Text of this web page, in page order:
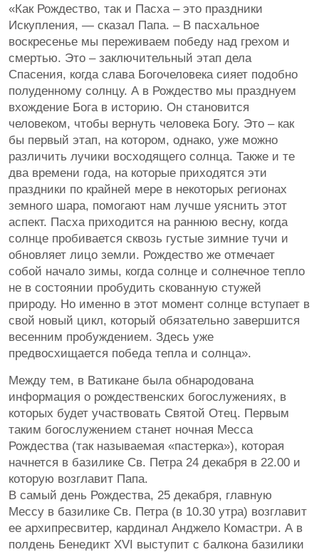
«Как Рождество, так и Пасха – это праздники
Искупления, — сказал Папа. – В пасхальное
воскресенье мы переживаем победу над грехом и
смертью. Это – заключительный этап дела
Спасения, когда слава Богочеловека сияет подобно
полуденному солнцу. А в Рождество мы празднуем
вхождение Бога в историю. Он становится
человеком, чтобы вернуть человека Богу. Это – как
бы первый этап, на котором, однако, уже можно
различить лучики восходящего солнца. Также и те
два времени года, на которые приходятся эти
праздники по крайней мере в некоторых регионах
земного шара, помогают нам лучше уяснить этот
аспект. Пасха приходится на раннюю весну, когда
солнце пробивается сквозь густые зимние тучи и
обновляет лицо земли. Рождество же отмечает
собой начало зимы, когда солнце и солнечное тепло
не в состоянии пробудить скованную стужей
природу. Но именно в этот момент солнце вступает в
свой новый цикл, который обязательно завершится
весенним пробуждением. Здесь уже
предвосхищается победа тепла и солнца».
Между тем, в Ватикане была обнародована
информация о рождественских богослужениях, в
которых будет участвовать Святой Отец. Первым
таким богослужением станет ночная Месса
Рождества (так называемая «пастерка»), которая
начнется в базилике Св. Петра 24 декабря в 22.00 и
которую возглавит Папа.
В самый день Рождества, 25 декабря, главную
Мессу в базилике Св. Петра (в 10.30 утра) возглавит
ее архипресвитер, кардинал Анджело Комастри. А в
полдень Бенедикт XVI выступит с балкона базилики